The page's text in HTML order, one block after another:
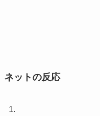
ネットの反応
1.